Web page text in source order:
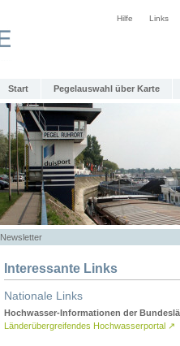
Hilfe Links
Start Pegelauswahl über Karte
Newsletter
Interessante Links
Nationale Links
Hochwasser-Informationen der
Länderübergreifendes Hochwasserportal ↗